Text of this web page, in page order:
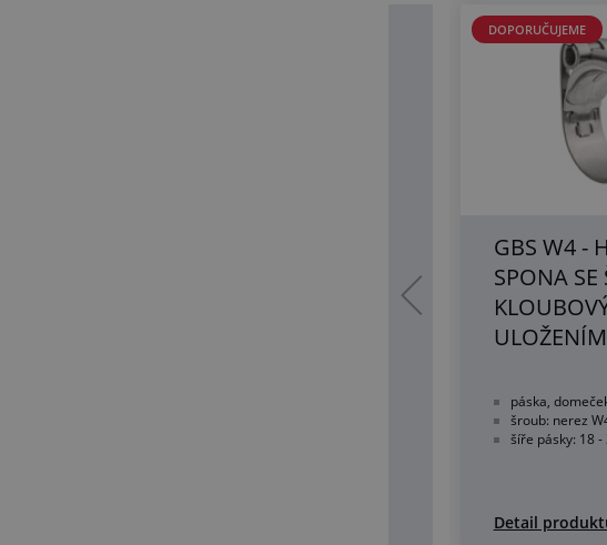
DOPORUČUJEME
GBS W4 -
SPONA SE
ULOŽENÍM
páska,
šroub: nerez
šíře pásky: 18 -
Detail